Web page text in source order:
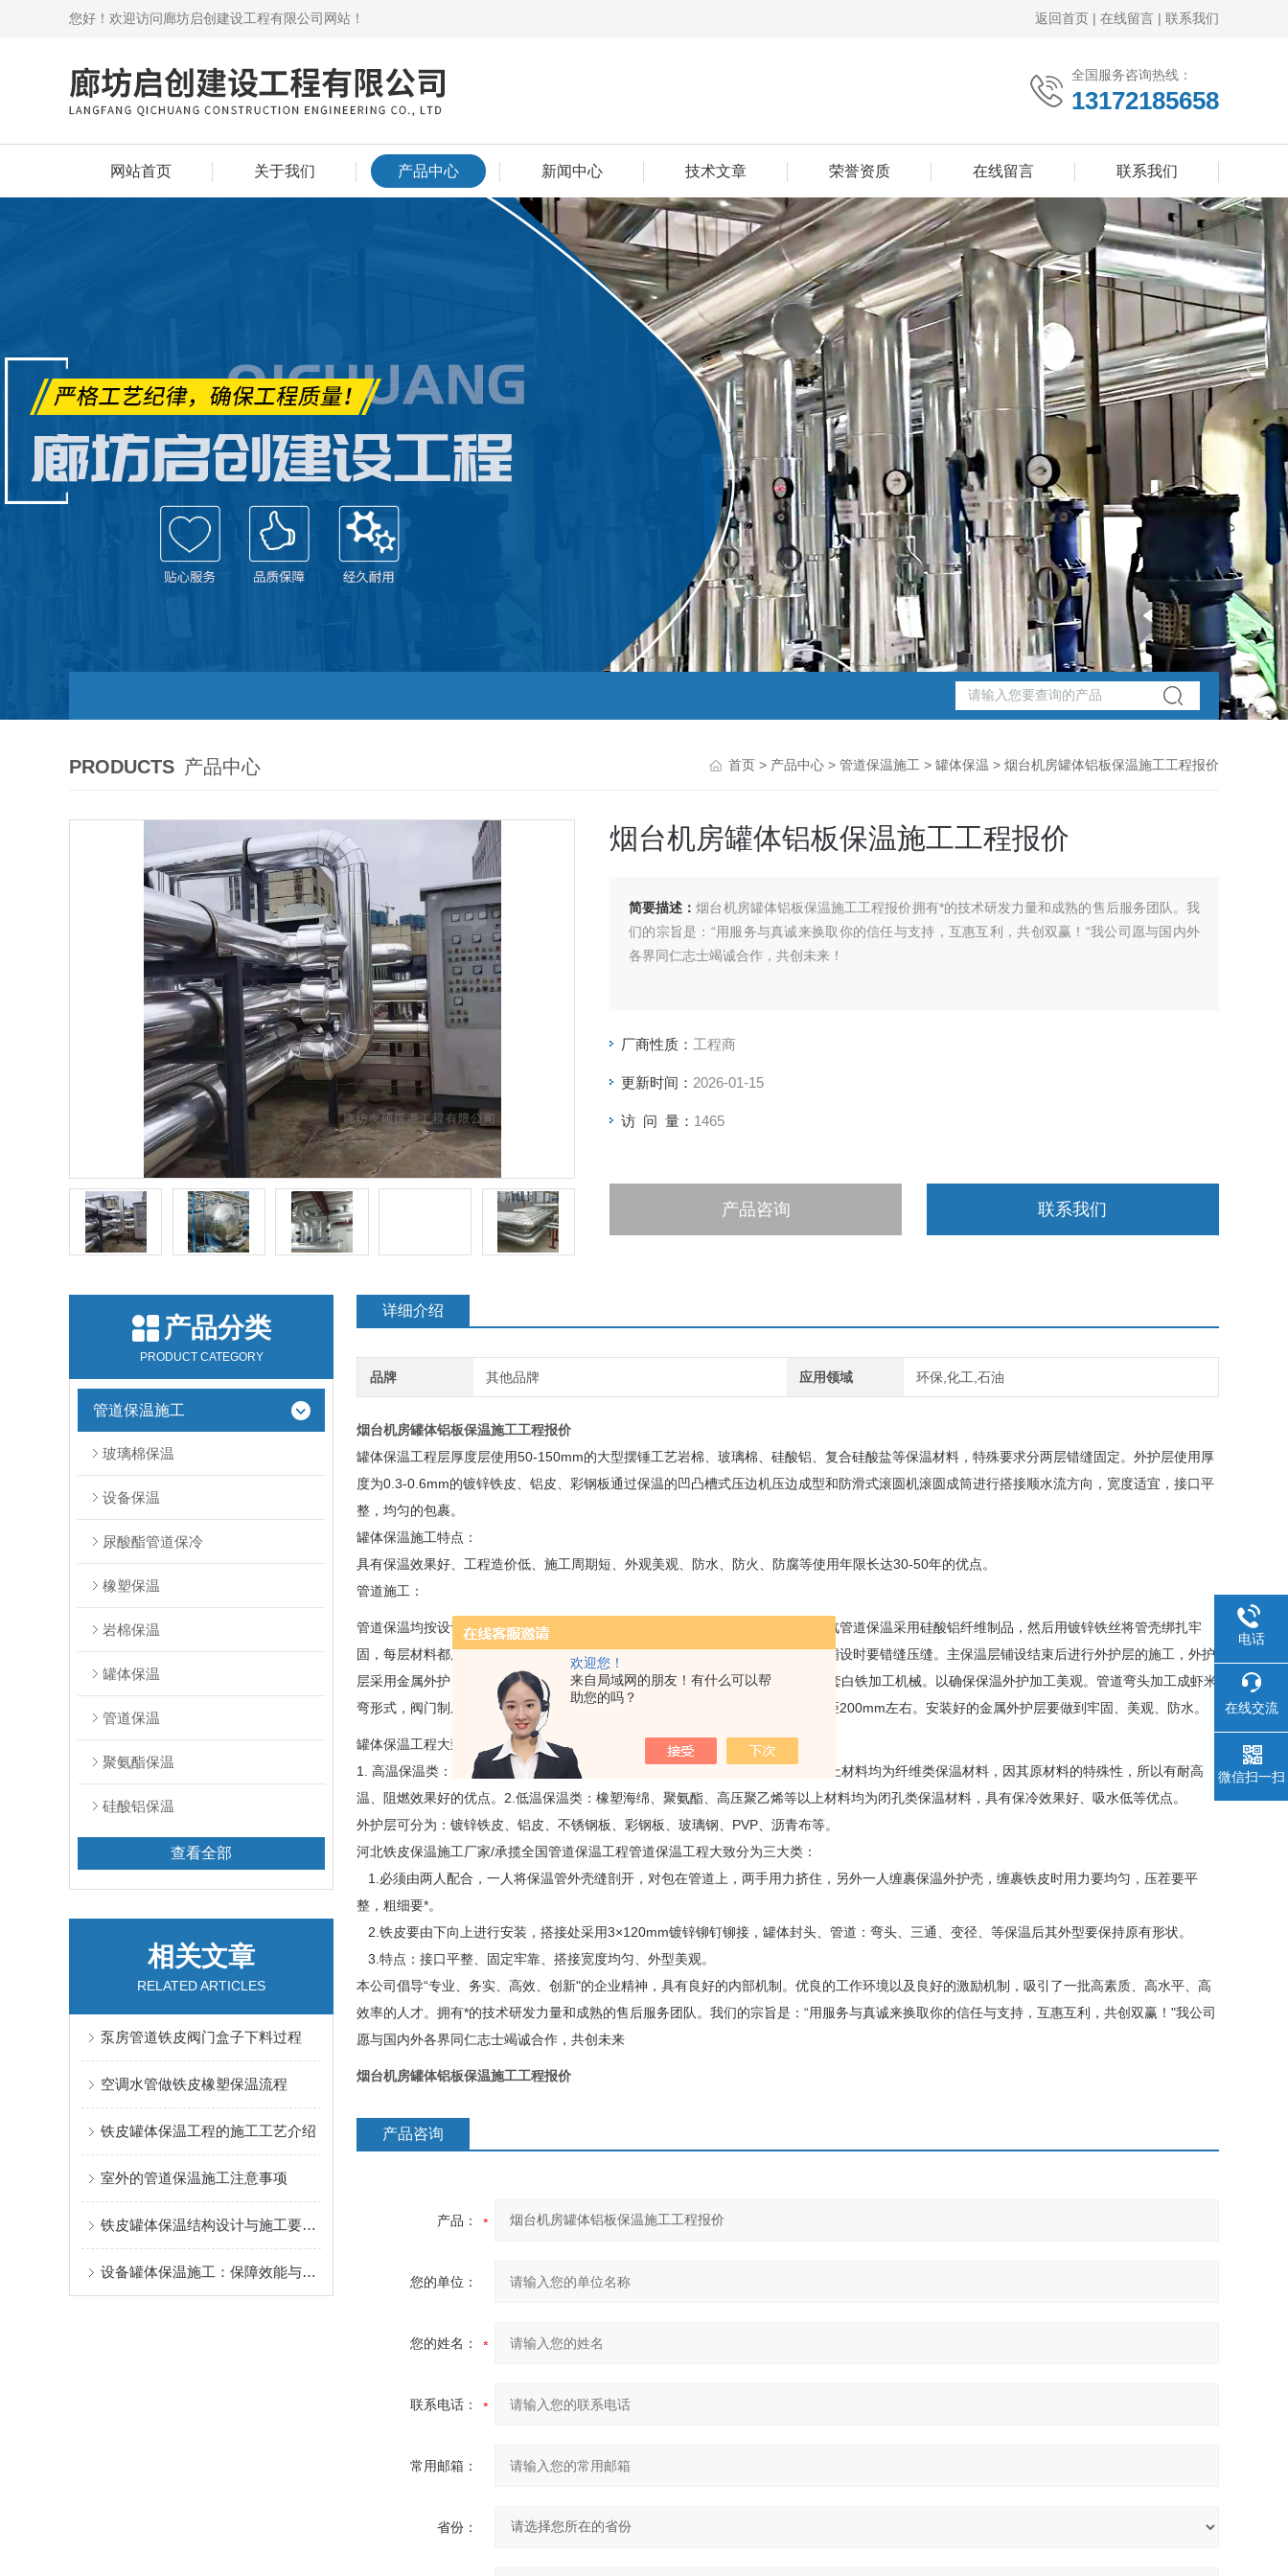
欢迎您！
来自局域网的朋友！有什么可以帮
助您的吗？
您好！欢迎访问廊坊启创建设工程有限公司网站！ 返回首页 | 在线留言 | 联系我们
全国服务咨询热线：
13172185658
网站首页 关于我们 产品中心 新闻中心 技术文章 荣誉资质 在线留言 联系我们
PRODUCTS 产品中心 首页 > 产品中心 > 管道保温施工 > 罐体保温 > 烟台机房罐体铝板保温施工工程报价
烟台机房罐体铝板保温施工工程报价
简要描述：烟台机房罐体铝板保温施工工程报价拥有*的技术研发力量和成熟的售后服务团队。我
们的宗旨是：“用服务与真诚来换取你的信任与支持，互惠互利，共创双赢！“我公司愿与国内外
各界同仁志士竭诚合作，共创未来！
厂商性质： 工程商
更新时间： 2026-01-15
访 问 量： 1465
产品咨询 联系我们
详细介绍
品牌 其他品牌 应用领域 环保,化工,石油
烟台机房罐体铝板保温施工工程报价
罐体保温工程层厚度层使用50-150mm的大型摆锤工艺岩棉、玻璃棉、硅酸铝、复合硅酸盐等保温材料，特殊要求分两层错缝固定。外护层使用厚
度为0.3-0.6mm的镀锌铁皮、铝皮、彩钢板通过保温的凹凸槽式压边机压边成型和防滑式滚圆机滚圆成筒进行搭接顺水流方向，宽度适宜，接口平
整，均匀的包裹。
罐体保温施工特点：
具有保温效果好、工程造价低、施工周期短、外观美观、防水、防火、防腐等使用年限长达30-50年的优点。
管道施工：
管道保温均按设计的材质及保温厚度进行。管道保温先铺设保温管壳，本工程蒸汽管道保温采用硅酸铝纤维制品，然后用镀锌铁丝将管壳绑扎牢
固，每层材料都用镀锌铁丝绑扎，每块保温材料不少于两道双股铁丝，保温材料铺设时要错缝压缝。主保温层铺设结束后进行外护层的施工，外护
层采用金属外护，本工程采用厚度为0.5mm的铝合金板。金属外护下料加工需一套白铁加工机械。以确保保温外护加工美观。管道弯头加工成虾米
弯形式，阀门制成一保温盒，既美观又拆卸方便。外护固定采用抽芯铝铆钉，间距200mm左右。安装好的金属外护层要做到牢固、美观、防水。
罐体保温工程大致分为两大类：
1. 高温保温类：高密度岩棉、玻璃棉、硅酸铝、复合硅酸盐、自控电伴热带等以上材料均为纤维类保温材料，因其原材料的特殊性，所以有耐高
温、阻燃效果好的优点。2.低温保温类：橡塑海绵、聚氨酯、高压聚乙烯等以上材料均为闭孔类保温材料，具有保冷效果好、吸水低等优点。
外护层可分为：镀锌铁皮、铝皮、不锈钢板、彩钢板、玻璃钢、PVP、沥青布等。
河北铁皮保温施工厂家/承揽全国管道保温工程管道保温工程大致分为三大类：
1.必须由两人配合，一人将保温管外壳缝剖开，对包在管道上，两手用力挤住，另外一人缠裹保温外护壳，缠裹铁皮时用力要均匀，压茬要平
整，粗细要*。
2.铁皮要由下向上进行安装，搭接处采用3×120mm镀锌铆钉铆接，罐体封头、管道：弯头、三通、变径、等保温后其外型要保持原有形状。
3.特点：接口平整、固定牢靠、搭接宽度均匀、外型美观。
本公司倡导“专业、务实、高效、创新"的企业精神，具有良好的内部机制。优良的工作环境以及良好的激励机制，吸引了一批高素质、高水平、高
效率的人才。拥有*的技术研发力量和成熟的售后服务团队。我们的宗旨是：“用服务与真诚来换取你的信任与支持，互惠互利，共创双赢！"我公司
愿与国内外各界同仁志士竭诚合作，共创未来
烟台机房罐体铝板保温施工工程报价
产品咨询
产品：
您的单位：
您的姓名：
联系电话：
常用邮箱：
省份：
产品分类
PRODUCT CATEGORY
管道保温施工
玻璃棉保温
设备保温
尿酸酯管道保冷
橡塑保温
岩棉保温
罐体保温
管道保温
聚氨酯保温
硅酸铝保温
查看全部
相关文章
RELATED ARTICLES
泵房管道铁皮阀门盒子下料过程
空调水管做铁皮橡塑保温流程
铁皮罐体保温工程的施工工艺介绍
室外的管道保温施工注意事项
铁皮罐体保温结构设计与施工要点解析
设备罐体保温施工：保障效能与安全的关键工程
电话
在线交流
微信扫一扫